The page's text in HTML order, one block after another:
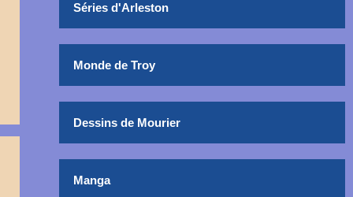
Séries d'Arleston
Monde de Troy
Dessins de Mourier
Manga